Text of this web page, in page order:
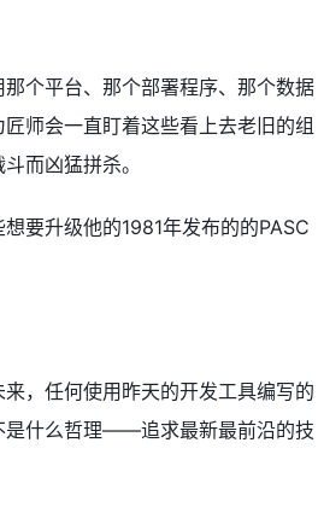
个平台、那个部署程序、那个数据
师会一直盯着这些看上去老旧的组
而凶猛拼杀。
要升级他的1981年发布的的PASC
，任何使用昨天的开发工具编写的
是什么哲理——追求最新最前沿的技